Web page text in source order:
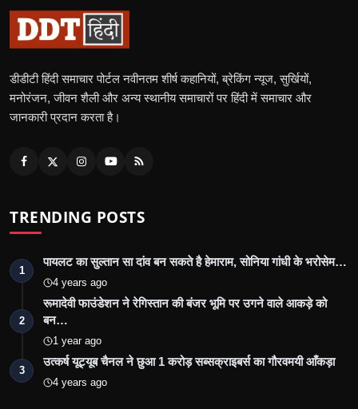
डीडीटी हिंदी समाचार पोर्टल नवीनतम शीर्ष कहानियों, ब्रेकिंग न्यूज, सुर्खियों,
मनोरंजन, जीवन शैली और अन्य स्थानीय समाचारों पर हिंदी में समाचार और
जानकारी प्रदान करता है।
TRENDING POSTS
1
पायलट का सुल्तान सा दांव बन सकते है हेमाराम, सोनिया गांधी के भरोसेम…
4 years ago
2
रूमादेवी फाउंडेशन ने रेगिस्तान की बंजर भूमि पर उगने वाले आकड़े को
बन…
1 year ago
3
उत्कर्ष यूट्यूब चैनल ने छुआ 1 करोड़ सब्सक्राइबर्स का गौरवमयी आँकड़ा
4 years ago